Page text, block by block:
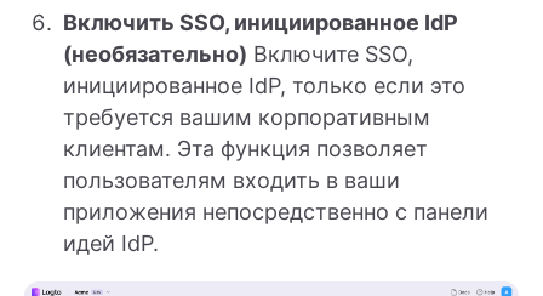
Включить SSO, инициированное IdP
(необязательно) Включите SSO,
инициированное IdP, только если это
требуется вашим корпоративным
клиентам. Эта функция позволяет
пользователям входить в ваши
приложения непосредственно с панели
идей IdP.